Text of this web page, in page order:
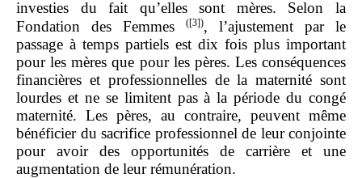
investies du fait qu’elles sont mères. Selon la
Fondation des Femmes
([3]), l’ajustement par le
passage à temps partiels est dix fois plus important
pour les mères que pour les pères. Les conséquences
financières et professionnelles de la maternité sont
lourdes et ne se limitent pas à la période du congé
maternité. Les pères, au contraire, peuvent même
bénéficier du sacrifice professionnel de leur conjointe
pour avoir des opportunités de carrière et une
augmentation de leur rémunération.